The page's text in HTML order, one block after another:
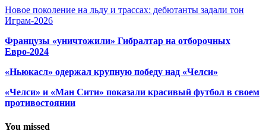
Новое поколение на льду и трассах: дебютанты задали тон
Играм-2026
Французы «уничтожили» Гибралтар на отборочных
Евро-2024
«Ньюкасл» одержал крупную победу над «Челси»
«Челси» и «Ман Сити» показали красивый футбол в своем
противостоянии
You missed